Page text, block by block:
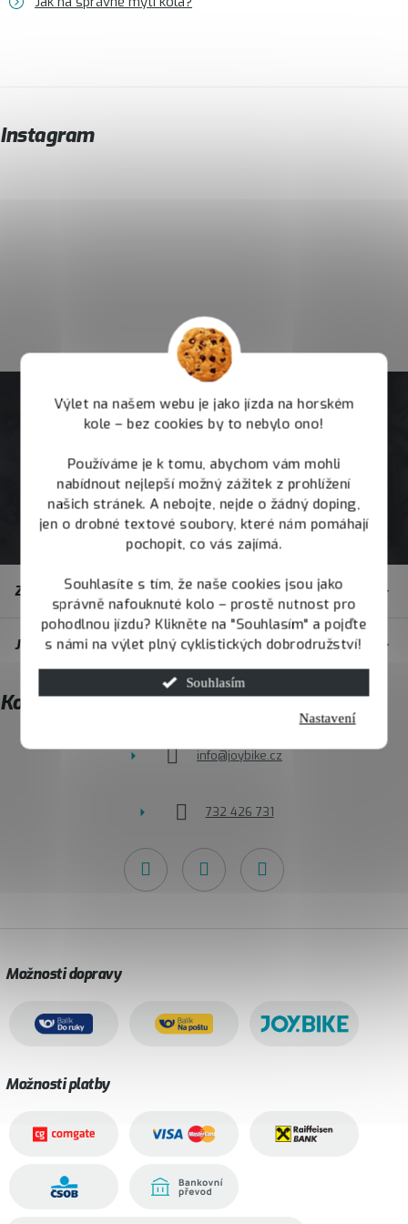
Výlet na našem webu je jako jízda na horském
kole – bez cookies by to nebylo ono!
Používáme je k tomu, abychom vám mohli
nabídnout nejlepší možný zážitek z prohlížení
našich stránek. A nebojte, nejde o žádný doping,
jen o drobné textové soubory, které nám pomáhají
pochopit, co vás zajímá.
Souhlasíte s tím, že naše cookies jsou jako
správně nafouknuté kolo – prostě nutnost pro
pohodlnou jízdu? Klikněte na "Souhlasím" a pojďte
s námi na výlet plný cyklistických dobrodružství!
Souhlasím
Nastavení
Instagram
t
í
Zákaznický servis
JOY.BIKE
Kontakt
info@joybike.cz
732 426 731
Možnosti dopravy
Možnosti platby